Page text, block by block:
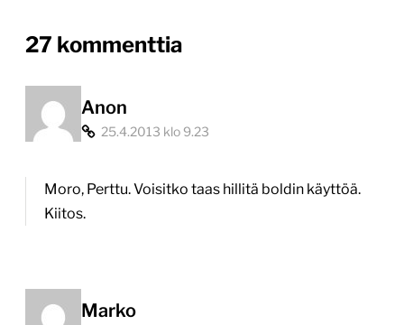
27 kommenttia
julkaisujärjestelmien
Anon
25.4.2013 klo 9.23
Moro, Perttu. Voisitko taas hillitä boldin käyttöä.
Kiitos.
Marko